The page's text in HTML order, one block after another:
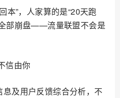
本”，人家算的是“20天跑
部崩盘——流量联盟不会是
信由你
息及用户反馈综合分析，不